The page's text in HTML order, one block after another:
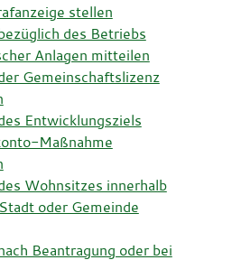
stellen
des Betriebs
Anlagen mitteilen
Gemeinschaftslizenz
Entwicklungsziels
Maßnahme
Wohnsitzes innerhalb
oder Gemeinde
Beantragung oder bei